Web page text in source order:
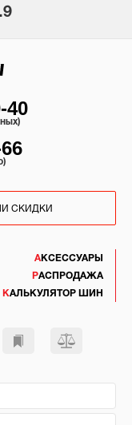
АКСЕССУАРЫ
РАСПРОДАЖА
КАЛЬКУЛЯТОР ШИН
40
СКИДКИ